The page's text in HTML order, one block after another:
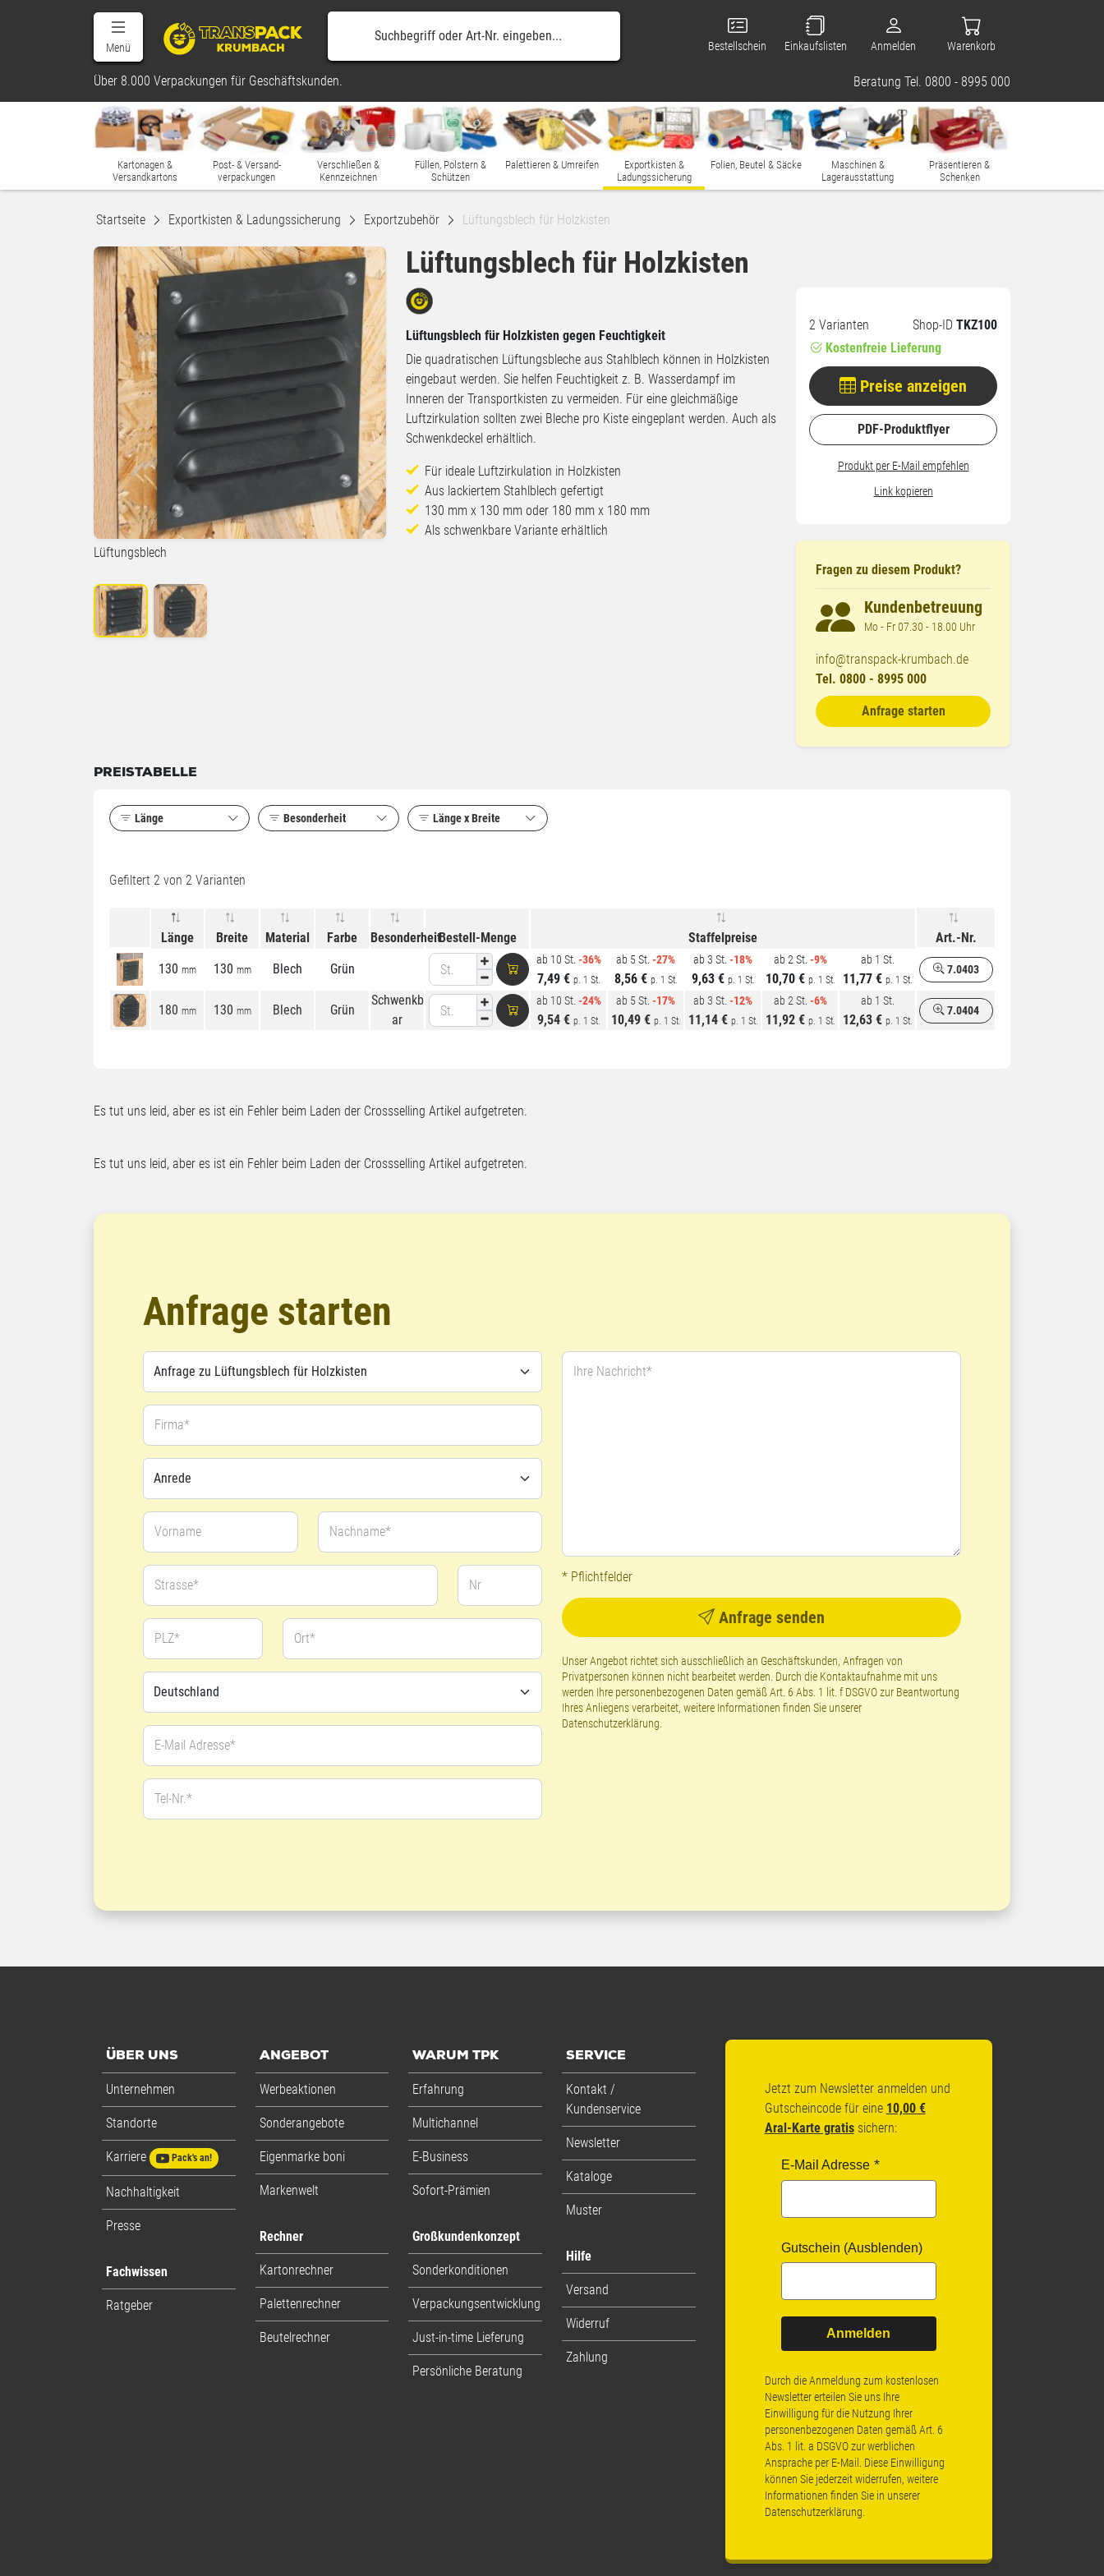
Menü Bestellschein Einkaufslisten Anmelden Warenkorb
Über 8.000 Verpackungen für Geschäftskunden. Beratung Tel. 0800 - 8995 000
Kartonagen &
Versandkartons
Post- & Versand-
verpackungen
Verschließen &
Kennzeichnen
Füllen, Polstern &
Schützen
Palettieren & Umreifen
Exportkisten &
Ladungssicherung
Folien, Beutel & Säcke
Maschinen &
Lagerausstattung
Präsentieren &
Schenken
Startseite Exportkisten & Ladungssicherung Exportzubehör Lüftungsblech für Holzkisten
Lüftungsblech für Holzkisten
Lüftungsblech
2 Varianten Shop-ID TKZ100
Kostenfreie Lieferung
Preise anzeigen
PDF-Produktflyer
Produkt per E-Mail empfehlen
Link kopieren
Fragen zu diesem Produkt?
Kundenbetreuung
Mo - Fr 07.30 - 18.00 Uhr
info@transpack-krumbach.de
Tel. 0800 - 8995 000
Anfrage starten
Lüftungsblech für Holzkisten gegen Feuchtigkeit
Die quadratischen Lüftungsbleche aus Stahlblech können in Holzkisten
eingebaut werden. Sie helfen Feuchtigkeit z. B. Wasserdampf im
Inneren der Transportkisten zu vermeiden. Für eine gleichmäßige
Luftzirkulation sollten zwei Bleche pro Kiste eingeplant werden. Auch als
Schwenkdeckel erhältlich.
Für ideale Luftzirkulation in Holzkisten
Aus lackiertem Stahlblech gefertigt
130 mm x 130 mm oder 180 mm x 180 mm
Als schwenkbare Variante erhältlich
PREISTABELLE
Länge Besonderheit Länge x Breite
Gefiltert 2 von 2 Varianten
Länge Breite Material Farbe BesonderheitBestell-Menge Staffelpreise
Art.-Nr.
130 mm 130 mm Blech Grün St.
ab 10 St. -36%
7,49 € p. 1 St.
ab 5 St. -27%
8,56 € p. 1 St.
ab 3 St. -18%
9,63 € p. 1 St.
ab 2 St. -9%
10,70 € p. 1 St.
ab 1 St.
11,77 € p. 1 St.
7.0403
180 mm 130 mm Blech Grün
Schwenkb
ar
St.
ab 10 St. -24%
9,54 € p. 1 St.
ab 5 St. -17%
10,49 € p. 1 St.
ab 3 St. -12%
11,14 € p. 1 St.
ab 2 St. -6%
11,92 € p. 1 St.
ab 1 St.
12,63 € p. 1 St.
7.0404
Es tut uns leid, aber es ist ein Fehler beim Laden der Crossselling Artikel aufgetreten.
Es tut uns leid, aber es ist ein Fehler beim Laden der Crossselling Artikel aufgetreten.
Anfrage starten
Firma*
Vorname Nachname*
Strasse* Nr
PLZ* Ort*
E-Mail Adresse*
Tel-Nr.*
Ihre Nachricht*
* Pflichtfelder
Anfrage senden
Unser Angebot richtet sich ausschließlich an Geschäftskunden, Anfragen von
Privatpersonen können nicht bearbeitet werden. Durch die Kontaktaufnahme mit uns
werden Ihre personenbezogenen Daten gemäß Art. 6 Abs. 1 lit. f DSGVO zur Beantwortung
Ihres Anliegens verarbeitet, weitere Informationen finden Sie unserer
Datenschutzerklärung
ÜBER UNS
Unternehmen
Standorte
Karriere Pack's an!
Nachhaltigkeit
Presse
Fachwissen
Ratgeber
ANGEBOT
Werbeaktionen
Sonderangebote
Eigenmarke boni
Markenwelt
Rechner
Kartonrechner
Palettenrechner
Beutelrechner
WARUM TPK
Erfahrung
Multichannel
E-Business
Sofort-Prämien
Großkundenkonzept
Sonderkonditionen
Verpackungsentwicklung
Just-in-time Lieferung
Persönliche Beratung
SERVICE
Kontakt /
Kundenservice
Newsletter
Kataloge
Muster
Hilfe
Versand
Widerruf
Zahlung
Jetzt zum Newsletter anmelden und
Gutscheincode für eine 10,00 €
Aral-Karte gratissichern:
E-Mail Adresse
Gutschein (Ausblenden)
Anmelden
Durch die Anmeldung zum kostenlosen
Newsletter erteilen Sie uns Ihre
Einwilligung für die Nutzung Ihrer
personenbezogenen Daten gemäß Art. 6
Abs. 1 lit. a DSGVO zur werblichen
Ansprache per E-Mail. Diese Einwilligung
können Sie jederzeit widerrufen, weitere
Informationen finden Sie in unserer
Datenschutzerklärung